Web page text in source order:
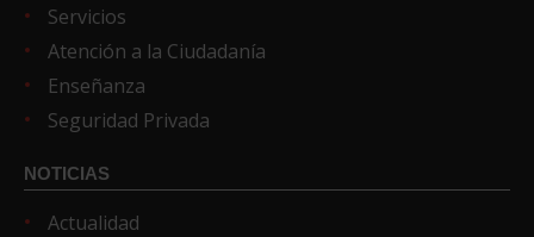
Servicios
Atención a la Ciudadanía
Enseñanza
Seguridad Privada
NOTICIAS
Actualidad